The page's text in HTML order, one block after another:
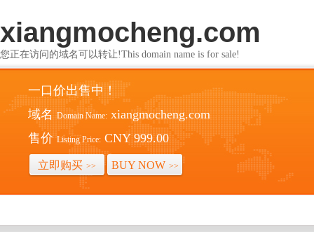
xiangmocheng.com
您正在访问的域名可以转让!This domain name is for sale!
一口价出售中！
域名 Domain Name: xiangmocheng.com
售价 Listing Price: CNY 999.00
立即购买 >> BUY NOW >>